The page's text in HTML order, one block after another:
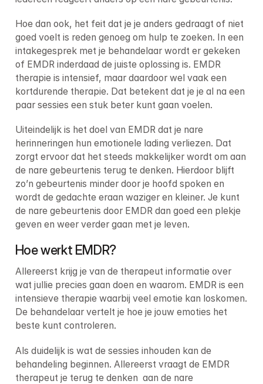
Hoe dan ook, het feit dat je je anders gedraagt of niet
goed voelt is reden genoeg om hulp te zoeken. In een
intakegesprek met je behandelaar wordt er gekeken
of EMDR inderdaad de juiste oplossing is. EMDR
therapie is intensief, maar daardoor wel vaak een
kortdurende therapie. Dat betekent dat je je al na een
paar sessies een stuk beter kunt gaan voelen.
Uiteindelijk is het doel van EMDR dat je nare
herinneringen hun emotionele lading verliezen. Dat
zorgt ervoor dat het steeds makkelijker wordt om aan
de nare gebeurtenis terug te denken. Hierdoor blijft
zo’n gebeurtenis minder door je hoofd spoken en
wordt de gedachte eraan waziger en kleiner. Je kunt
de nare gebeurtenis door EMDR dan goed een plekje
geven en weer verder gaan met je leven.
Hoe werkt EMDR?
Allereerst krijg je van de therapeut informatie over
wat jullie precies gaan doen en waarom. EMDR is een
intensieve therapie waarbij veel emotie kan loskomen.
De behandelaar vertelt je hoe je jouw emoties het
beste kunt controleren.
Als duidelijk is wat de sessies inhouden kan de
behandeling beginnen. Allereerst vraagt de EMDR
therapeut je terug te denken  aan de nare